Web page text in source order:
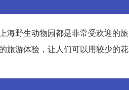
海野生动物园都是非常受欢迎的旅
旅游体验，让人们可以用较少的花